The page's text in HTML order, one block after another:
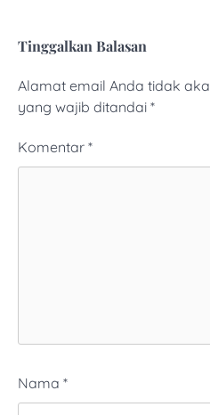
Tinggalkan Balasan
Alamat email Anda tidak
yang wajib ditandai *
Komentar *
Nama *